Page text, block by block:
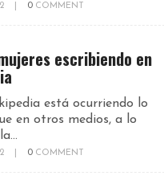
0 COMMENT
escribiendo en
está ocurriendo lo
en otros medios, a lo
0 COMMENT